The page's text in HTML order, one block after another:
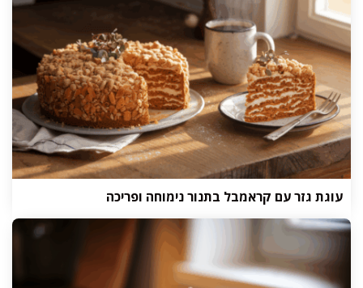
עוגת גזר עם קראמבל בתנור נימוחה ופריכה